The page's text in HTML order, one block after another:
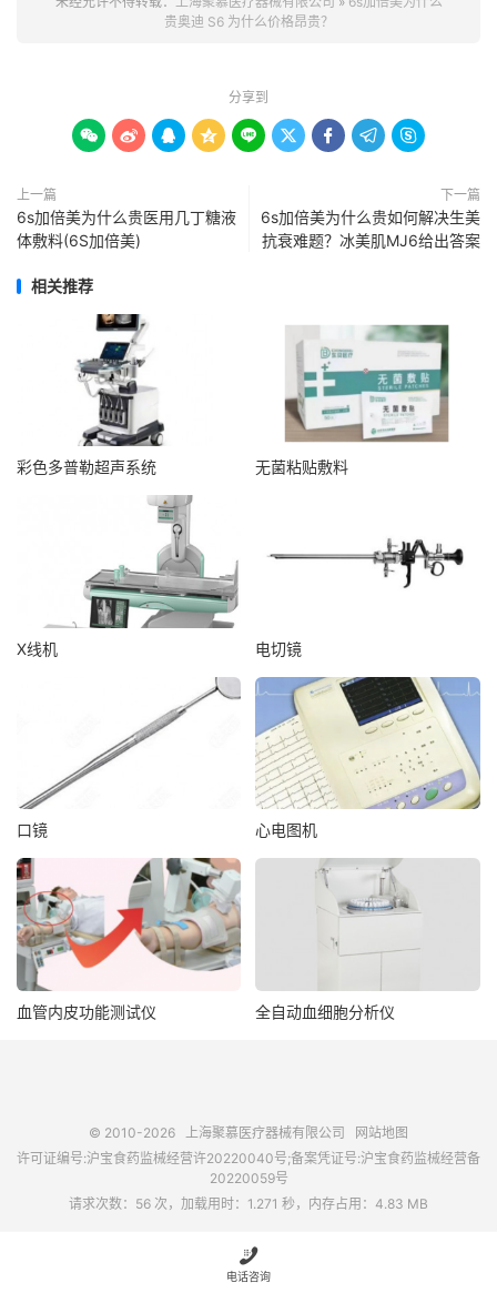
贵奥迪 S6 为什么价格昂贵？
分享到
        
上一篇
6s加倍美为什么贵医用几丁糖液
体敷料(6S加倍美)
下一篇
6s加倍美为什么贵如何解决生美
抗衰难题？冰美肌MJ6给出答案
相关推荐
彩色多普勒超声系统 无菌粘贴敷料
X线机 电切镜
口镜 心电图机
血管内皮功能测试仪 全自动血细胞分析仪
© 2010-2026 上海聚慕医疗器械有限公司
网站地图
许可证编号:沪宝食药监械经营许20220040号;备案凭证号:沪宝食药监械经营备
20220059号
请求次数：56 次，加载用时：1.271 秒，内存占用：4.83 MB

电话咨询